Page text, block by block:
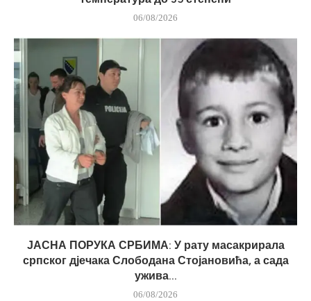
06/08/2026
ЈАСНА ПОРУКА СРБИМА: У рату масакрирала
српског дјечака Слободана Стојановића, а сада
ужива...
06/08/2026